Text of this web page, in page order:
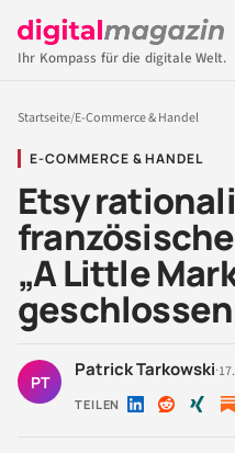
Ihr Kompass für die digitale Welt.
Startseite/E-Commerce & Handel
E-COMMERCE & HANDEL
Etsy
„A Little
geschlossen
PT
Patrick Tarkowski·
TEILEN Auf Auf Auf